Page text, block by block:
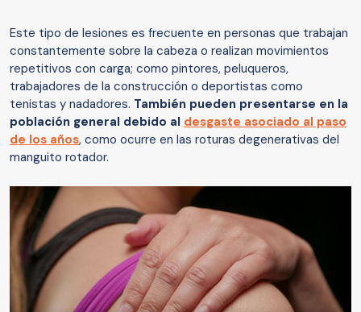
Este tipo de lesiones es frecuente en personas que trabajan
constantemente sobre la cabeza o realizan movimientos
repetitivos con carga; como pintores, peluqueros,
trabajadores de la construcción o deportistas como
tenistas y nadadores. También pueden presentarse en la
población general debido al desgaste asociado al paso
de los años, como ocurre en las roturas degenerativas del
manguito rotador.